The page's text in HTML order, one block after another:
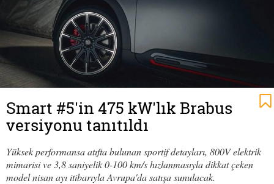
Smart #5'in 475 kW'lık Brabus
versiyonu tanıtıldı
Yüksek performansa atıfta bulunan sportif detayları, 800V elektrik
mimarisi ve 3,8 saniyelik 0-100 km/s hızlanmasıyla dikkat çeken
model nisan ayı itibarıyla Avrupa'da satışa sunulacak.